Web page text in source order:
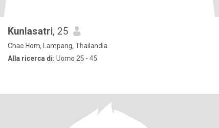
Kunlasatri, 25
Chae Hom, Lampang, Thailandia
Alla ricerca di: Uomo 25 - 45